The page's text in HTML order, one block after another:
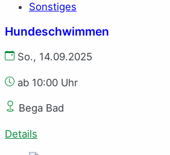
Sonstiges
Hundeschwimmen
So., 14.09.2025
ab 10:00 Uhr
Bega Bad
Details